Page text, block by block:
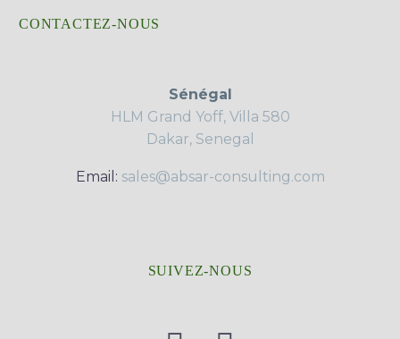
CONTACTEZ-NOUS
Sénégal
HLM Grand Yoff, Villa 580
Dakar, Senegal
Email: sales@absar-consulting.com
SUIVEZ-NOUS